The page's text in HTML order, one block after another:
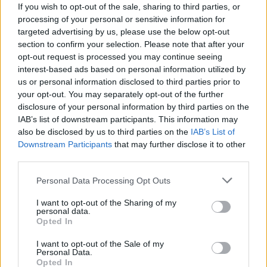
If you wish to opt-out of the sale, sharing to third parties, or
processing of your personal or sensitive information for
targeted advertising by us, please use the below opt-out
section to confirm your selection. Please note that after your
opt-out request is processed you may continue seeing
interest-based ads based on personal information utilized by
us or personal information disclosed to third parties prior to
your opt-out. You may separately opt-out of the further
disclosure of your personal information by third parties on the
IAB’s list of downstream participants. This information may
also be disclosed by us to third parties on the IAB’s List of
Downstream Participants that may further disclose it to other
Personal Data Processing Opt Outs
I want to opt-out of the Sharing of my
personal data.
Opted In
I want to opt-out of the Sale of my
Personal Data.
Opted In
Protesta hyn në ditën e
70-të, Steve Hanke:
Shqiptarët vijojnë revoltën
kundër korrupsionit,
Rama duhet të largohet
Shpërthim me tritol në
banesën e 72-vjeçarit në
Tufinë, në kërkim tre
vëllezër
Turqia vendos kufizime
për anijet tregtare drejt
sulmeve në rajon
Gazetarja zvicerane
Amèle Debey pasqyron
Ramës: Shqiptarët duan t’i